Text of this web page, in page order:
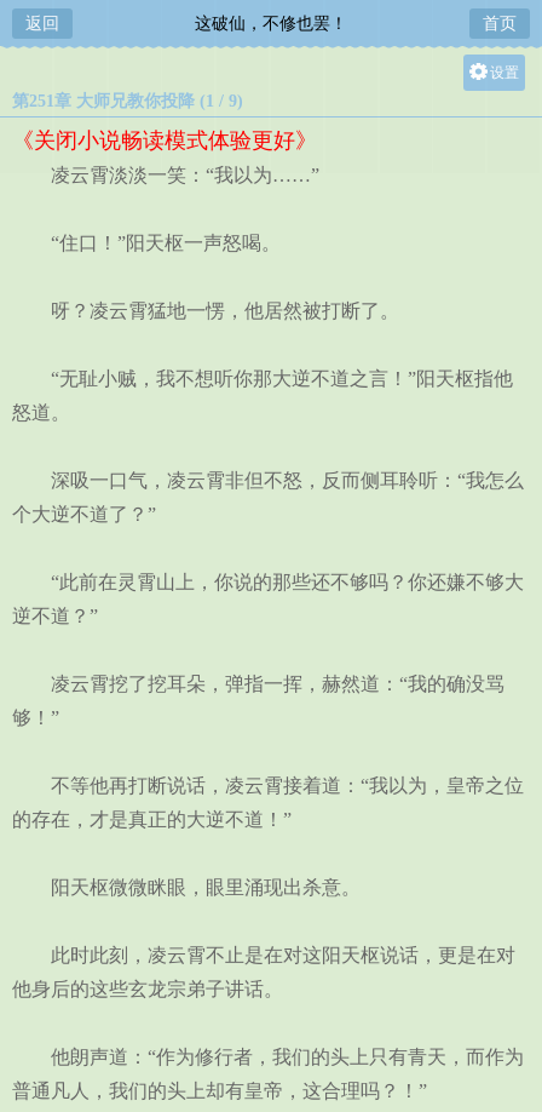
返回 这破仙，不修也罢！ 首页
设置
第251章 大师兄教你投降 (1 / 9)
《关闭小说畅读模式体验更好》
凌云霄淡淡一笑：“我以为……”
“住口！”阳天枢一声怒喝。
呀？凌云霄猛地一愣，他居然被打断了。
“无耻小贼，我不想听你那大逆不道之言！”阳天枢指他
怒道。
深吸一口气，凌云霄非但不怒，反而侧耳聆听：“我怎么
个大逆不道了？”
“此前在灵霄山上，你说的那些还不够吗？你还嫌不够大
逆不道？”
凌云霄挖了挖耳朵，弹指一挥，赫然道：“我的确没骂
够！”
不等他再打断说话，凌云霄接着道：“我以为，皇帝之位
的存在，才是真正的大逆不道！”
阳天枢微微眯眼，眼里涌现出杀意。
此时此刻，凌云霄不止是在对这阳天枢说话，更是在对
他身后的这些玄龙宗弟子讲话。
他朗声道：“作为修行者，我们的头上只有青天，而作为
普通凡人，我们的头上却有皇帝，这合理吗？！”